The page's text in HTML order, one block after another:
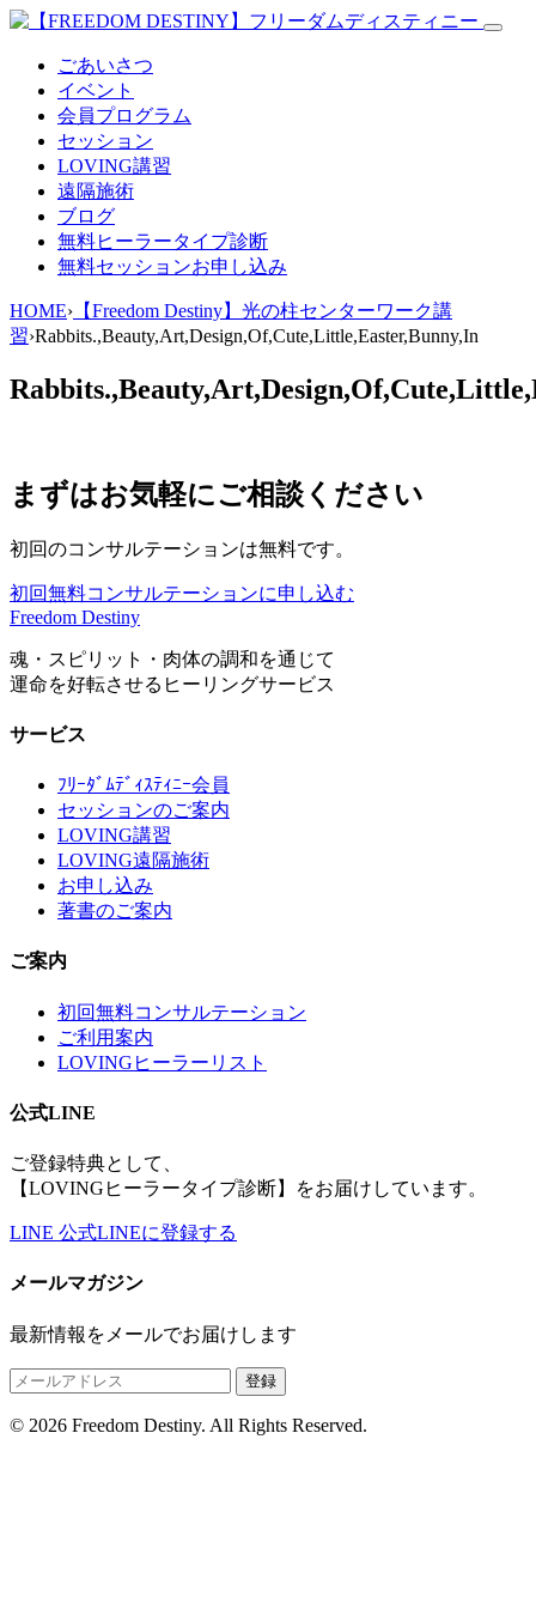
ごあいさつ
イベント
会員プログラム
セッション
LOVING講習
遠隔施術
ブログ
無料ヒーラータイプ診断
無料セッションお申し込み
HOME› 【Freedom Destiny】光の柱センターワーク講
習›Rabbits.,Beauty,Art,Design,Of,Cute,Little,Easter,Bunny,In
まずはお気軽にご相談ください
初回のコンサルテーションは無料です。
初回無料コンサルテーションに申し込む
Freedom Destiny
魂・スピリット・肉体の調和を通じて
運命を好転させるヒーリングサービス
サービス
ﾌﾘｰﾀﾞﾑﾃﾞｨｽﾃｨﾆｰ会員
セッションのご案内
LOVING講習
LOVING遠隔施術
お申し込み
著書のご案内
ご案内
初回無料コンサルテーション
ご利用案内
LOVINGヒーラーリスト
公式LINE
ご登録特典として、
【LOVINGヒーラータイプ診断】をお届けしています。
LINE 公式LINEに登録する
メールマガジン
最新情報をメールでお届けします
登録
© 2026 Freedom Destiny. All Rights Reserved.